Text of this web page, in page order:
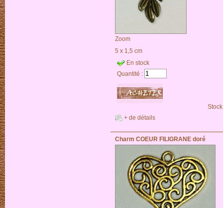
Zoom
5 x 1,5 cm
En stock
Quantité :
+ de détails
Charm COEUR FILIGRANE doré